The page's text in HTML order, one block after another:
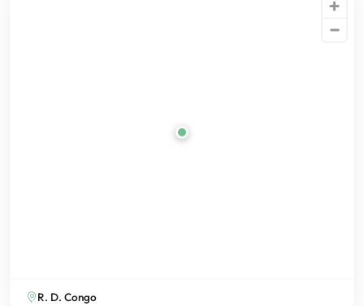
R. D. Congo